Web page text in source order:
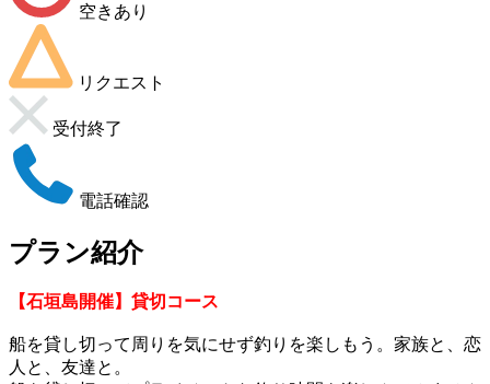
空きあり
リクエスト
受付終了
電話確認
プラン紹介
【石垣島開催】貸切コース
船を貸し切って周りを気にせず釣りを楽しもう。家族と、恋
人と、友達と。